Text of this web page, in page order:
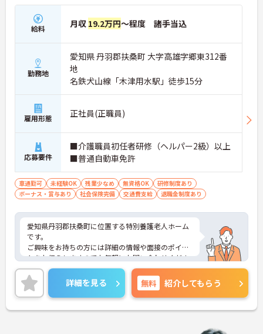
給料 月収 19.2万円～程度 諸手当込
勤務地
愛知県 丹羽郡扶桑町 大字高雄字郷東312番
地
名鉄犬山線「木津用水駅」徒歩15分
雇用形態 正社員(正職員)
応募要件
■介護職員初任者研修（ヘルパー2級）以上
■普通自動車免許
車通勤可 未経験OK 残業少なめ 無資格OK
研修制度あり
ボーナス・賞与あり
社会保険完備 交通費支給 退職金制度あり
愛知県丹羽郡扶桑町に位置する特別養護老人ホーム
です。
ご興味をお持ちの方には詳細の情報や面接のポイン
トをお伝えしますのでお気軽にお問い合わせくださ
いませ。
詳細を見る 無料 紹介してもらう